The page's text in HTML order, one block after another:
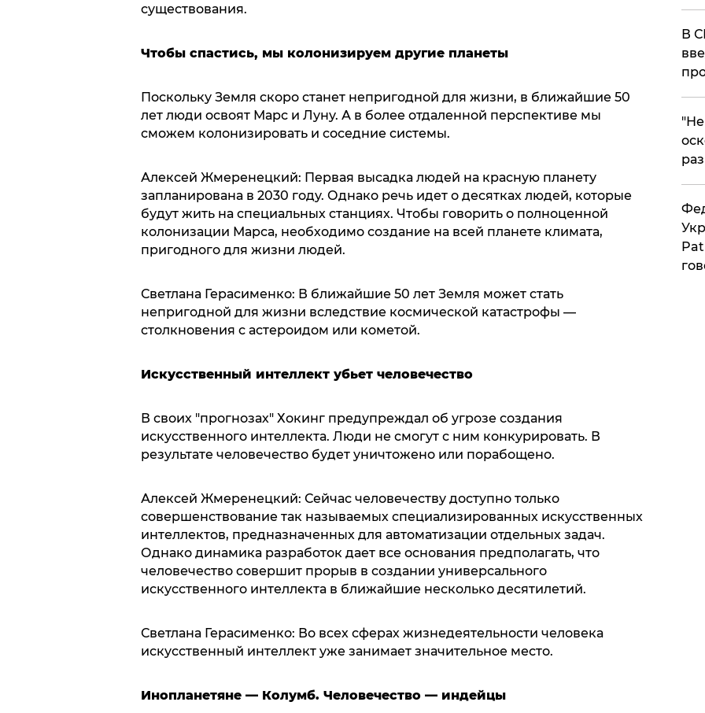
существования.
Чтобы спастись, мы колонизируем другие планеты
Поскольку Земля скоро станет непригодной для жизни, в ближайшие 50
лет люди освоят Марс и Луну. А в более отдаленной перспективе мы
сможем колонизировать и соседние системы.
Алексей Жмеренецкий: Первая высадка людей на красную планету
запланирована в 2030 году. Однако речь идет о десятках людей, которые
будут жить на специальных станциях. Чтобы говорить о полноценной
колонизации Марса, необходимо создание на всей планете климата,
пригодного для жизни людей.
Светлана Герасименко: В ближайшие 50 лет Земля может стать
непригодной для жизни вследствие космической катастрофы —
столкновения с астероидом или кометой.
Искусственный интеллект убьет человечество
В своих "прогнозах" Хокинг предупреждал об угрозе создания
искусственного интеллекта. Люди не смогут с ним конкурировать. В
результате человечество будет уничтожено или порабощено.
Алексей Жмеренецкий: Сейчас человечеству доступно только
совершенствование так называемых специализированных искусственных
интеллектов, предназначенных для автоматизации отдельных задач.
Однако динамика разработок дает все основания предполагать, что
человечество совершит прорыв в создании универсального
искусственного интеллекта в ближайшие несколько десятилетий.
Светлана Герасименко: Во всех сферах жизнедеятельности человека
искусственный интеллект уже занимает значительное место.
Инопланетяне — Колумб. Человечество — индейцы
В